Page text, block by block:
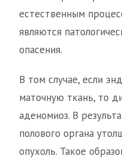
естественным
являются
опасения.
В том случае, если
маточную ткань, то
аденомиоз. В
полового органа
опухоль. Такое